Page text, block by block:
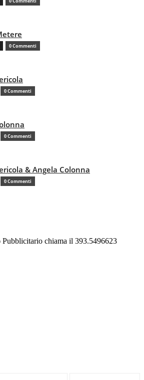
0 Commenti
0 Commenti
0 Commenti
& Angela Colonna
0 Commenti
chiama il 393.5496623